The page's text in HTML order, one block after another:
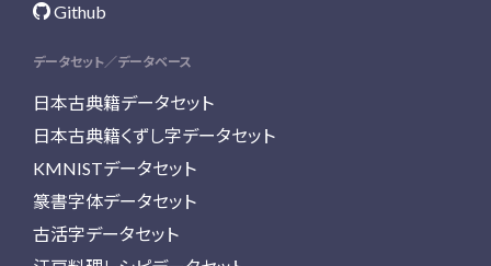
Github
データセット／データベース
日本古典籍データセット
日本古典籍くずし字データセット
KMNISTデータセット
篆書字体データセット
古活字データセット